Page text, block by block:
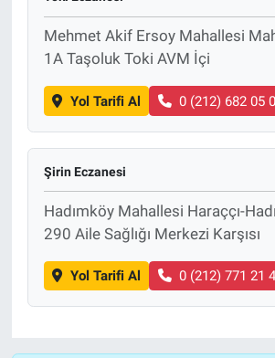
Mehmet Akif Ersoy Mahallesi
1A Taşoluk Toki AVM İçi
Yol Tarifi Al 0 (212) 682 05
Şirin Eczanesi
Hadımköy Mahallesi Haraççı-
290 Aile Sağlığı Merkezi Karşısı
Yol Tarifi Al 0 (212) 771 21